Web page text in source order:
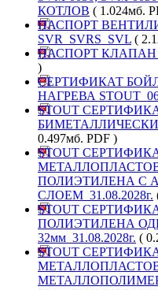
КОТЛОВ ( 1.024мб.
ПАСПОРТ
SVR_SVRS_SVL (
ПАСПОРТ КЛАПАН
)
СЕРТИФИКАТ
НАГРЕВА
STOUT
БИМЕТАЛЛИЧЕСКИЕ
0.497мб. PDF )
STOUT
ПОЛИЭТИЛЕНА С
СЛОЕМ_31.08.2028г.
STOUT
ПОЛИЭТИЛЕНА
32мм_31.08.2028г. (
STOUT